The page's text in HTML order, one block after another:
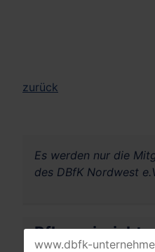
zurück
Es werden nur die
des DBfK Nordwest
www.dbfk-